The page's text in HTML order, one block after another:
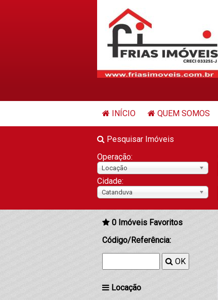
INÍCIO QUEM SOMOS
Pesquisar Imóveis
Operação:
Locação
Cidade:
Catanduva
0 Imóveis Favoritos
Código/Referência:
OK
Locação